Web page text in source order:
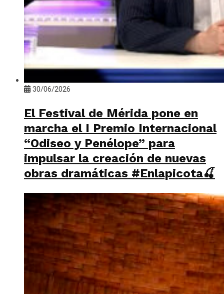
30/06/2026
El Festival de Mérida pone en
marcha el I Premio Internacional
“Odiseo y Penélope” para
impulsar la creación de nuevas
obras dramáticas #Enlapicota🍒